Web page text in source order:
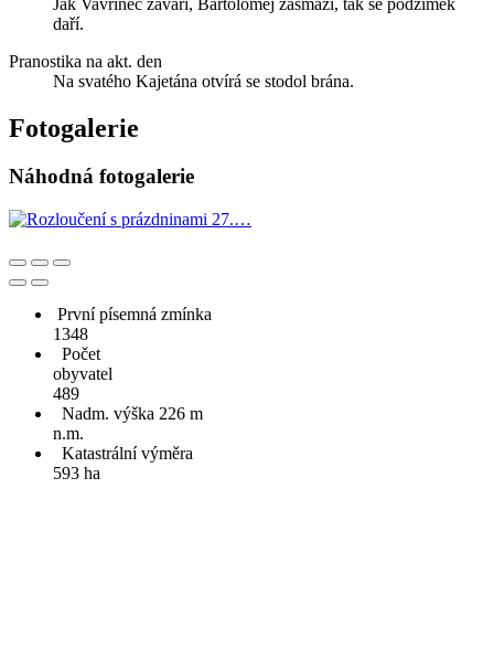
daří.
Pranostika na akt. den
Na svatého Kajetána otvírá se stodol brána.
Fotogalerie
Náhodná fotogalerie
První písemná zmínka
1348
Počet
obyvatel
489
Nadm. výška 226 m
n.m.
Katastrální výměra
593 ha